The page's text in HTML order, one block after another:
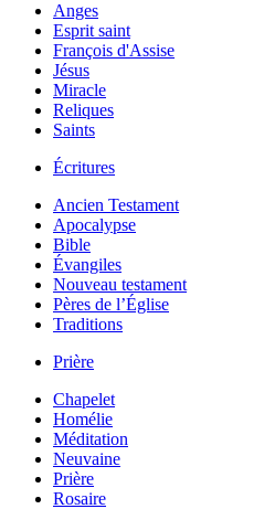
Anges
Esprit saint
François d'Assise
Jésus
Miracle
Reliques
Saints
Écritures
Ancien Testament
Apocalypse
Bible
Évangiles
Nouveau testament
Pères de l’Église
Traditions
Prière
Chapelet
Homélie
Méditation
Neuvaine
Prière
Rosaire